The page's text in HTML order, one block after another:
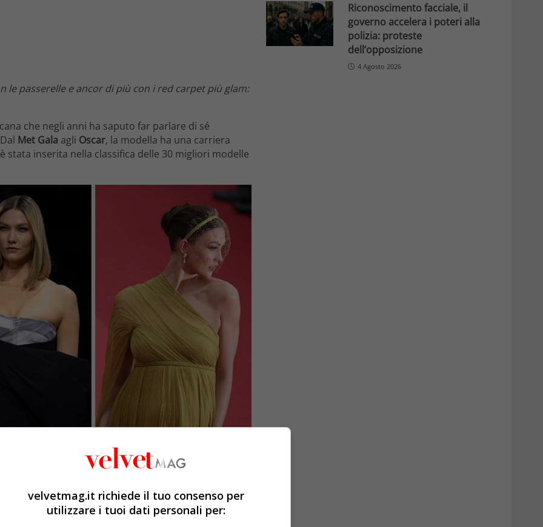
le passerelle e ancor di più con i red carpet più glam:
che negli anni ha saputo far parlare di sé
Met Gala agli Oscar, la modella ha una carriera
stata inserita nella classifica delle 30 migliori modelle
Riconoscimento facciale, il
governo accelera i poteri alla
polizia: proteste
dell’opposizione
4 Agosto 2026
velvetmag.it richiede il tuo consenso per
utilizzare i tuoi dati personali per: